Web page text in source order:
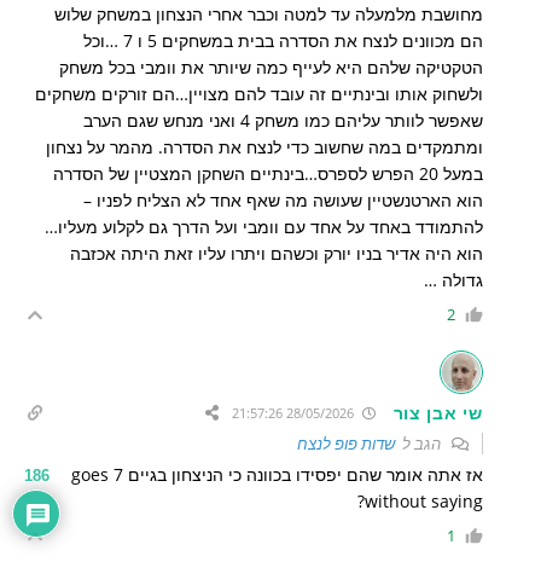
מחושבת מלמעלה עד למטה וכבר אחרי הנצחון במשחק שלוש
הם מכוונים לנצח את הסדרה בבית במשחקים 5 ו 7 …וכל
הטקטיקה שלהם היא לעייף כמה שיותר את וומבי בכל משחק
ולשחוק אותו ובינתיים זה עובד להם מצויין…הם זורקים משחקים
שאפשר לוותר עליהם כמו משחק 4 ואני מנחש שגם הערב
ומתמקדים במה שחשוב כדי לנצח את הסדרה. מהמר על נצחון
במעל 20 הפרש לספרס…בינתיים השחקן המצטיין של הסדרה
הוא הארטנשטיין שעושה מה שאף אחד לא הצליח לפניו –
להתמודד באחד על אחד עם וומבי ועל הדרך גם לקלוע מעליו…
הוא היה אדיר בניו יורק וכשהם ויתרו עליו זאת היתה אכזבה
גדולה …
2
שי אבן צור 28/05/2026 21:57:26
הגב לשדות פופ לנצח
אז אתה אומר שהם יפסידו בכוונה כי הניצחון בגיים 7 goes
without saying?
1
186